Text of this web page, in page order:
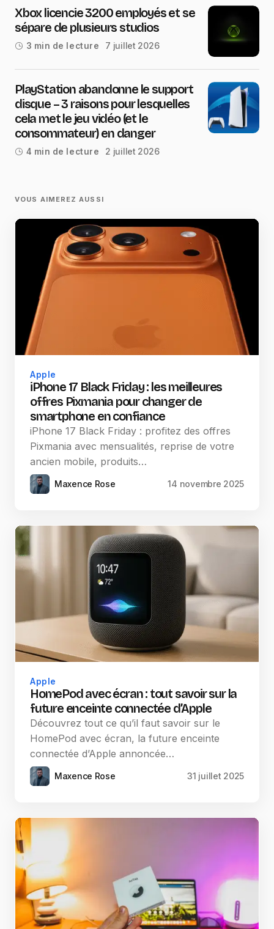
Xbox licencie 3200 employés et se
sépare de plusieurs studios
3 min de lecture 7 juillet 2026
PlayStation abandonne le support
disque – 3 raisons pour lesquelles
cela met le jeu vidéo (et le
consommateur) en danger
4 min de lecture 2 juillet 2026
VOUS AIMEREZ AUSSI
Apple
iPhone 17 Black Friday : les meilleures
offres Pixmania pour changer de
smartphone en confiance
iPhone 17 Black Friday : profitez des offres
Pixmania avec mensualités, reprise de votre
ancien mobile, produits…
Maxence Rose 14 novembre 2025
Apple
HomePod avec écran : tout savoir sur la
future enceinte connectée d’Apple
Découvrez tout ce qu’il faut savoir sur le
HomePod avec écran, la future enceinte
connectée d’Apple annoncée…
Maxence Rose 31 juillet 2025